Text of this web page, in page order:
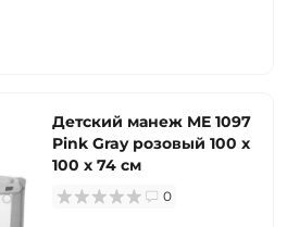
Детский манеж ME 1097
Pink Gray розовый 100 х
100 х 74 см
0